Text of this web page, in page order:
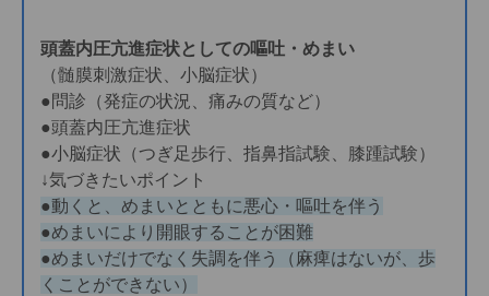
頭蓋内圧亢進症状としての嘔吐・めまい
（髄膜刺激症状、小脳症状）
●問診（発症の状況、痛みの質など）
●頭蓋内圧亢進症状
●小脳症状（つぎ足歩行、指鼻指試験、膝踵試験）
↓気づきたいポイント
●動くと、めまいとともに悪心・嘔吐を伴う
●めまいにより開眼することが困難
●めまいだけでなく失調を伴う（麻痺はないが、歩
くことができない）